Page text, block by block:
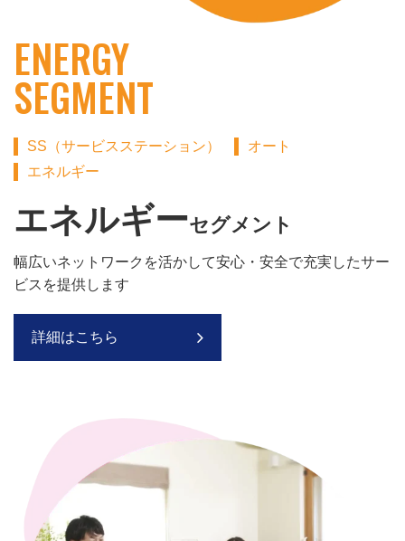
ENERGY
SEGMENT
SS（サービスステーション）
オート
エネルギー
エネルギーセグメント
幅広いネットワークを活かして安心・安全で充実したサー
ビスを提供します
詳細はこちら